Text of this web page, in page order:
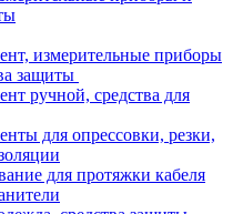
измерительные приборы
защиты
ручной, средства для
для опрессовки, резки,
для протяжки кабеля